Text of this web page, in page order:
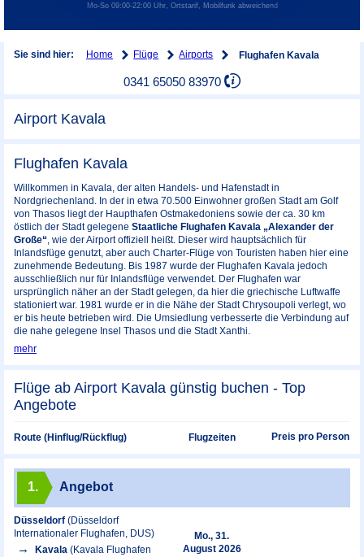
Mo-So 09:00-22:00 Uhr, Ortstarif, Mobilfunk abweichend
Sie sind hier: Home Flüge Airports Flughafen Kavala
0341 65050 83970
Airport Kavala
Flughafen Kavala
Willkommen in Kavala, der alten Handels- und Hafenstadt in
Nordgriechenland. In der in etwa 70.500 Einwohner großen Stadt am Golf
von Thasos liegt der Haupthafen Ostmakedoniens sowie der ca. 30 km
östlich der Stadt gelegene Staatliche Flughafen Kavala „Alexander der
Große“, wie der Airport offiziell heißt. Dieser wird hauptsächlich für
Inlandsfüge genutzt, aber auch Charter-Flüge von Touristen haben hier eine
zunehmende Bedeutung. Bis 1987 wurde der Flughafen Kavala jedoch
ausschließlich nur für Inlandsflüge verwendet. Der Flughafen war
ursprünglich näher an der Stadt gelegen, da hier die griechische Luftwaffe
stationiert war. 1981 wurde er in die Nähe der Stadt Chrysoupoli verlegt, wo
er bis heute betrieben wird. Die Umsiedlung verbesserte die Verbindung auf
die nahe gelegene Insel Thasos und die Stadt Xanthi.
mehr
Flüge ab Airport Kavala günstig buchen - Top
Angebote
Route (Hinflug/Rückflug) Flugzeiten Preis pro Person
1. Angebot
Düsseldorf (Düsseldorf
Internationaler Flughafen, DUS)
Kavala (Kavala Flughafen
Mo., 31.
August 2026